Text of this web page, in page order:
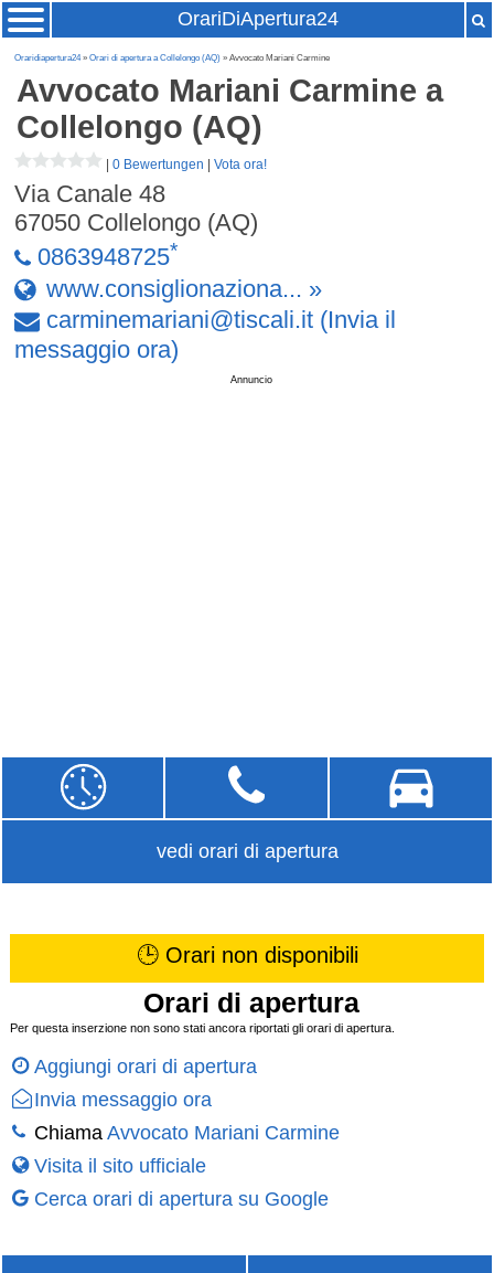
OrariDiApertura24
Oraridiapertura24»Orari di apertura a Collelongo (AQ) » Avvocato Mariani Carmine
Avvocato Mariani Carmine a
Collelongo (AQ)
|0 Bewertungen |Vota ora!
Via Canale 48
67050 Collelongo (AQ)
0863948725*
www.consiglionaziona... »
carminemariani@tiscali.it (Invia il
messaggio ora)
Annuncio
vedi orari di apertura
🕒 Orari non disponibili
Orari di apertura
Per questa inserzione non sono stati ancora riportati gli orari di apertura.
Aggiungi orari di apertura
Invia messaggio ora
Chiama Avvocato Mariani Carmine
Visita il sito ufficiale
Cerca orari di apertura su Google